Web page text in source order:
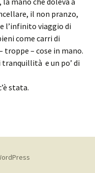
il non pranzo,
l’infinito viaggio di
come carri di
– cose in mano.
tranquillità e un po’ di
stata.